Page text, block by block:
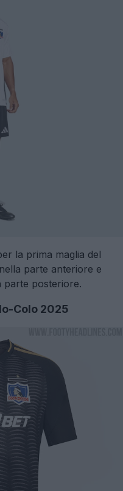
la prima maglia del
parte anteriore e
parte posteriore.
Colo 2025